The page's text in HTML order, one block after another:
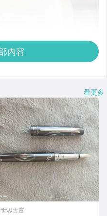
內容
看更多
世界古董